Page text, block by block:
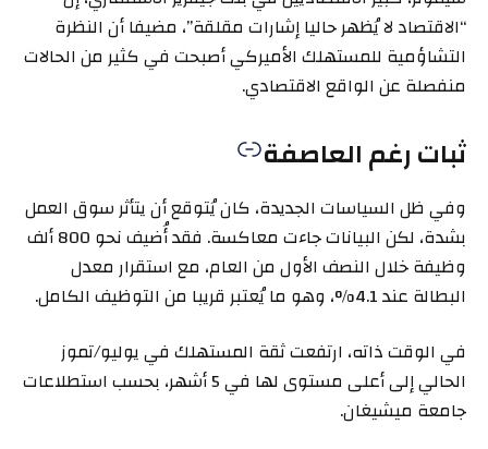
“الاقتصاد لا يُظهر حاليا إشارات مقلقة”، مضيفا أن النظرة
التشاؤمية للمستهلك الأميركي أصبحت في كثير من الحالات
منفصلة عن الواقع الاقتصادي.
ثبات رغم العاصفة
وفي ظل السياسات الجديدة، كان يُتوقع أن يتأثر سوق العمل
بشدة، لكن البيانات جاءت معاكسة. فقد أُضيف نحو 800 ألف
وظيفة خلال النصف الأول من العام، مع استقرار معدل
البطالة عند 4.1%، وهو ما يُعتبر قريبا من التوظيف الكامل.
في الوقت ذاته، ارتفعت ثقة المستهلك في يوليو/تموز
الحالي إلى أعلى مستوى لها في 5 أشهر، بحسب استطلاعات
جامعة ميشيغان.